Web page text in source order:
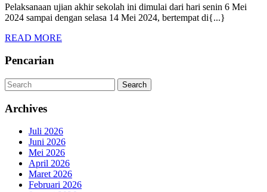
SEKOLAH
SISWA
2024
Pelaksanaan ujian akhir sekolah ini dimulai dari hari senin 6 Mei
2024 sampai dengan selasa 14 Mei 2024, bertempat di{...}
READ MORE
Pencarian
Search Search
Archives
Juli 2026
Juni 2026
Mei 2026
April 2026
Maret 2026
Februari 2026